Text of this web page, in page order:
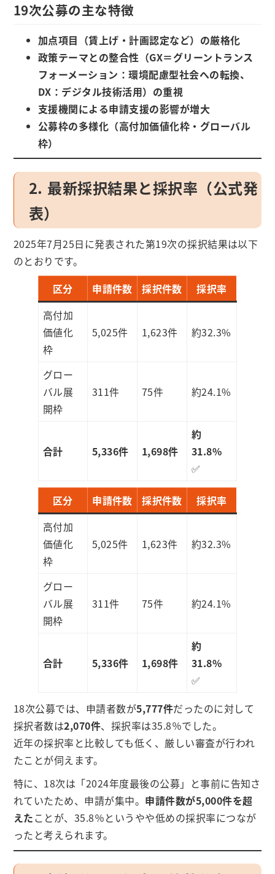
19次公募の主な特徴
加点項目（賃上げ・計画認定など）の厳格化
政策テーマとの整合性（GX＝グリーントランス
フォーメーション：環境配慮型社会への転換、
DX：デジタル技術活用）の重視
支援機関による申請支援の影響が増大
公募枠の多様化（高付加価値化枠・グローバル
枠）
2. 最新採択結果と採択率（公式発
表）
2025年7月25日に発表された第19次の採択結果は以下
のとおりです。
区分
申請件数 採択件数
採択率
高付加
価値化
枠
5,025件 1,623件 約32.3%
グロー
バル展
開枠
311件 75件 約24.1%
合計 5,336件 1,698件
約
31.8%
✅
区分 申請件数 採択件数
採択率
高付加
価値化
枠
5,025件 1,623件 約32.3%
グロー
バル展
開枠
311件 75件 約24.1%
合計 5,336件 1,698件
約
31.8%
✅
18次公募では、申請者数が5,777件だったのに対して
採択者数は2,070件、採択率は35.8％でした。
近年の採択率と比較しても低く、厳しい審査が行われ
たことが伺えます。
特に、18次は「2024年度最後の公募」と事前に告知さ
れていたため、申請が集中。 申請件数が5,000件を超
えたことが、35.8％というやや低めの採択率につなが
ったと考えられます。